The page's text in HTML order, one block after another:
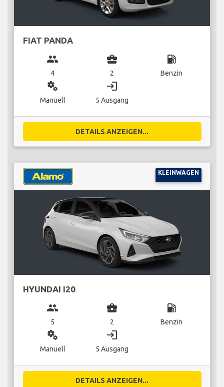
FIAT PANDA
group
4
business_center
2
local_gas_station
Benzin
miscellaneous_services
Manuell
login
5 Ausgang
DETAILS ANZEIGEN...
KLEINWAGEN
HYUNDAI I20
group
5
business_center
2
local_gas_station
Benzin
miscellaneous_services
Manuell
login
5 Ausgang
DETAILS ANZEIGEN...